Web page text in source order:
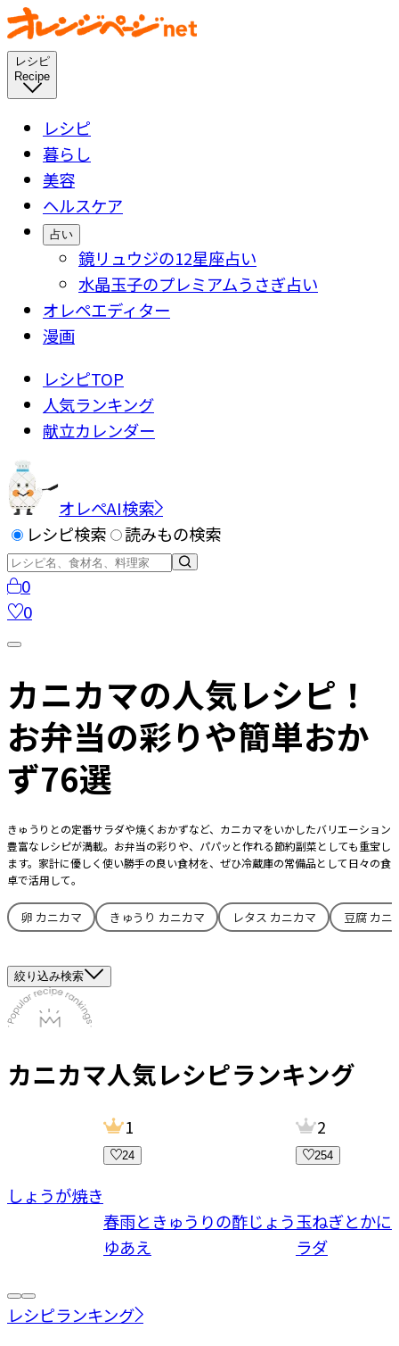
レシピ
Recipe
レシピ
暮らし
美容
ヘルスケア
占い
鏡リュウジの12星座占い
水晶玉子のプレミアムうさぎ占い
オレペエディター
漫画
レシピTOP
人気ランキング
献立カレンダー
オレペAI検索
レシピ検索
読みもの検索
0
0
カニカマの人気レシピ！
お弁当の彩りや簡単おか
ず76選
きゅうりとの定番サラダや焼くおかずなど、カニカマをいかしたバリエーション
豊富なレシピが満載。お弁当の彩りや、パパッと作れる節約副菜としても重宝し
ます。家計に優しく使い勝手の良い食材を、ぜひ冷蔵庫の常備品として日々の食
卓で活用して。
卵 カニカマ きゅうり カニカマ レタス カニカマ 豆腐 カニ
絞り込み検索
カニカマ人気レシピランキング
しょうが焼き
1
24
春雨ときゅうりの酢じょう
ゆあえ
2
254
玉ねぎとかに
ラダ
レシピランキング